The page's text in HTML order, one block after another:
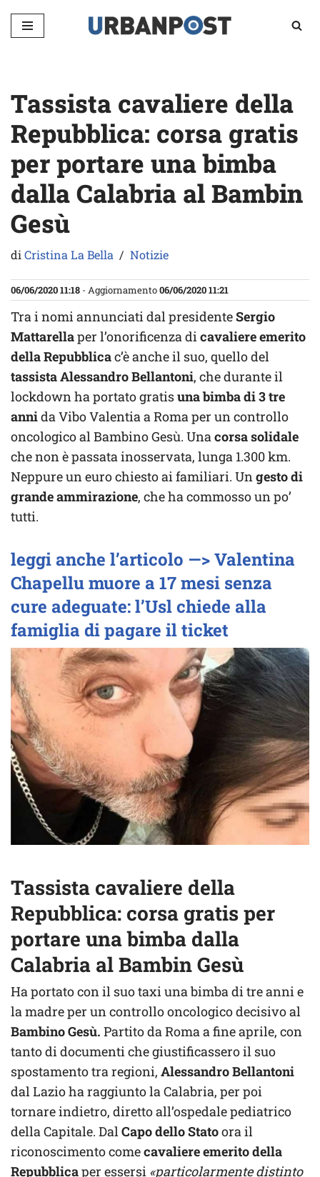
Vai
Tassista cavaliere della
Repubblica: corsa gratis
per portare una bimba
dalla Calabria al Bambin
Gesù
diCristina La Bella Notizie
06/06/2020 11:18 - Aggiornamento06/06/2020 11:21
Tra i nomi annunciati dal presidenteSergio
Mattarellaper l’onorificenza dicavaliere emerito
della Repubblicac’è anche il suo, quello del
tassista Alessandro Bellantoni, che durante il
lockdown ha portato gratisuna bimba di 3 tre
annida Vibo Valentia a Roma per un controllo
oncologico al Bambino Gesù. Unacorsa solidale
che non è passata inosservata, lunga 1.300 km.
Neppure un euro chiesto ai familiari. Ungesto di
grande ammirazione, che ha commosso un po’
tutti.
leggi anche l’articolo —> Valentina
Chapellu muore a 17 mesi senza
cure adeguate: l’Usl chiede alla
famiglia di pagare il ticket
Tassista cavaliere della
Repubblica: corsa gratis per
portare una bimba dalla
Calabria al Bambin Gesù
Ha portato con il suo taxi una bimba di tre anni e
la madre per un controllo oncologico decisivo al
Bambino Gesù. Partito da Roma a fine aprile, con
tanto di documenti che giustificassero il suo
spostamento tra regioni, Alessandro Bellantoni
dal Lazio ha raggiunto la Calabria, per poi
tornare indietro, diretto all’ospedale pediatrico
della Capitale. Dal Capo dello Statoora il
riconoscimento comecavaliere emerito della
Repubblicaper essersi «particolarmente distinto